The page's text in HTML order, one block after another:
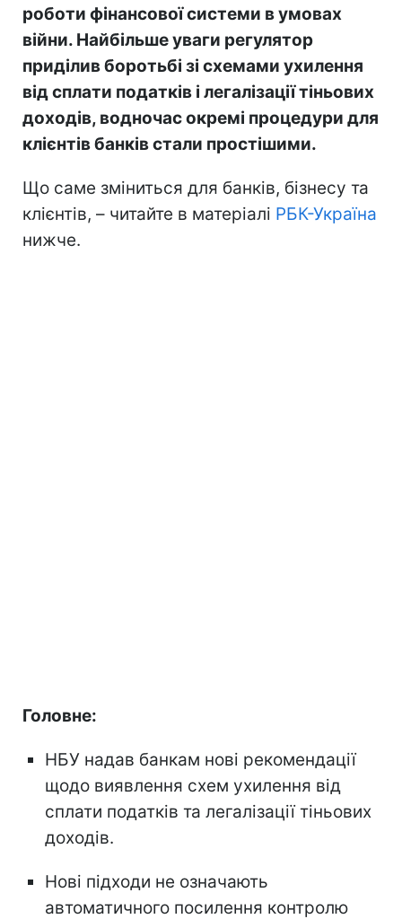
роботи фінансової системи в умовах
війни. Найбільше уваги регулятор
приділив боротьбі зі схемами ухилення
від сплати податків і легалізації тіньових
доходів, водночас окремі процедури для
клієнтів банків стали простішими.
Що саме зміниться для банків, бізнесу та
клієнтів, – читайте в матеріалі РБК-Україна
нижче.
Головне:
НБУ надав банкам нові рекомендації
щодо виявлення схем ухилення від
сплати податків та легалізації тіньових
доходів.
Нові підходи не означають
автоматичного посилення контролю